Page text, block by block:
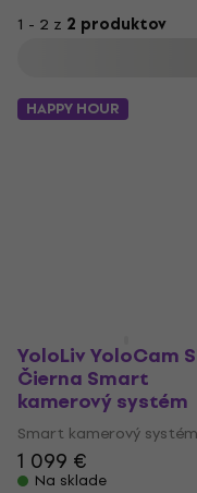
1 - 2 z 2 produktov
HAPPY HOUR
YoloLiv YoloCam
Čierna Smart
kamerový systém
Smart kamerový systém
1 099 €
Na sklade